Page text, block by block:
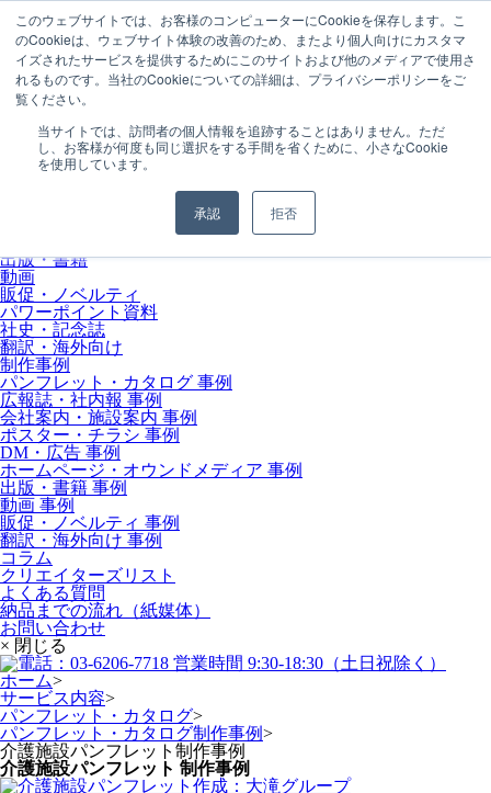
このウェブサイトでは、お客様のコンピューターにCookieを保存します。こ
のCookieは、ウェブサイト体験の改善のため、またより個人向けにカスタマ
イズされたサービスを提供するためにこのサイトおよび他のメディアで使用さ
れるものです。当社のCookieについての詳細は、プライバシーポリシーをご
覧ください。
当サイトでは、訪問者の個人情報を追跡することはありません。ただ
し、お客様が何度も同じ選択をする手間を省くために、小さなCookie
を使用しています。
承認 拒否
MENU
会社情報
会社概要
取引実績
サービス内容
パンフレット・カタログ
広報誌・社内報
出版・書籍
動画
販促・ノベルティ
パワーポイント資料
社史・記念誌
翻訳・海外向け
制作事例
パンフレット・カタログ 事例
広報誌・社内報 事例
会社案内・施設案内 事例
ポスター・チラシ 事例
DM・広告 事例
ホームページ・オウンドメディア 事例
出版・書籍 事例
動画 事例
販促・ノベルティ 事例
翻訳・海外向け 事例
コラム
クリエイターズリスト
よくある質問
納品までの流れ（紙媒体）
お問い合わせ
× 閉じる
ホーム>
サービス内容>
パンフレット・カタログ>
パンフレット・カタログ制作事例>
介護施設パンフレット制作事例
介護施設パンフレット 制作事例